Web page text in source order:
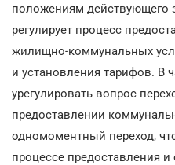
положениям действующего
регулирует процесс
жилищно-коммунальных
и установления тарифов. В
урегулировать вопрос
предоставлении
одномоментный переход,
процессе предоставления